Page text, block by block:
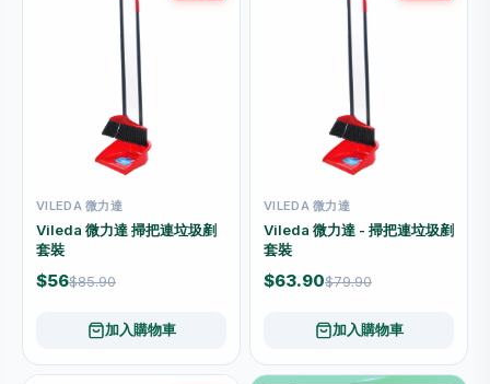
VILEDA 微力達
Vileda 微力達 掃把連垃圾剷
套裝
$56$85.90
加入購物車
VILEDA 微力達
Vileda 微力達 - 掃把連垃圾剷
套裝
$63.90$79.90
加入購物車